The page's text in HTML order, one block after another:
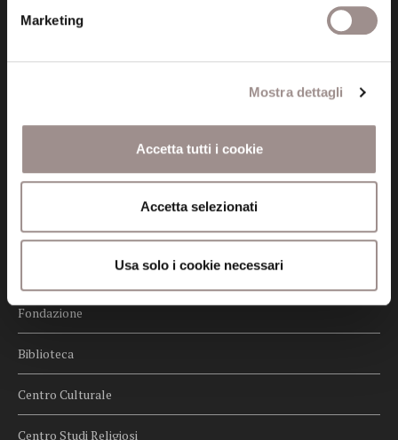
Marketing
Mostra dettagli
Accetta tutti i cookie
Accetta selezionati
Usa solo i cookie necessari
Whistleblowing
Menu
Fondazione
Biblioteca
Centro Culturale
Centro Studi Religiosi